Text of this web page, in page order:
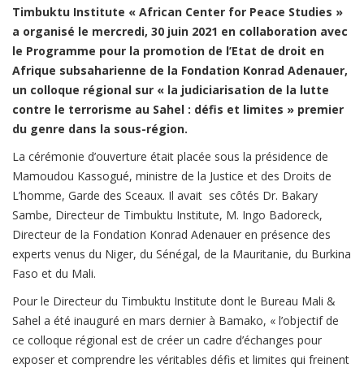
Timbuktu Institute « African Center for Peace Studies »
a organisé le mercredi, 30 juin 2021 en collaboration avec
le Programme pour la promotion de l’Etat de droit en
Afrique subsaharienne de la Fondation Konrad Adenauer,
un colloque régional sur « la judiciarisation de la lutte
contre le terrorisme au Sahel : défis et limites » premier
du genre dans la sous-région.
La cérémonie d’ouverture était placée sous la présidence de
Mamoudou Kassogué, ministre de la Justice et des Droits de
L’homme, Garde des Sceaux. Il avait ses côtés Dr. Bakary
Sambe, Directeur de Timbuktu Institute, M. Ingo Badoreck,
Directeur de la Fondation Konrad Adenauer en présence des
experts venus du Niger, du Sénégal, de la Mauritanie, du Burkina
Faso et du Mali.
Pour le Directeur du Timbuktu Institute dont le Bureau Mali &
Sahel a été inauguré en mars dernier à Bamako, « l’objectif de
ce colloque régional est de créer un cadre d’échanges pour
exposer et comprendre les véritables défis et limites qui freinent